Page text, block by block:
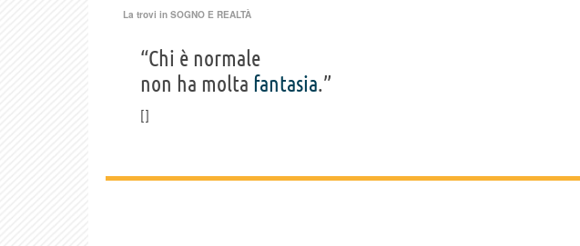
La trovi in SOGNO E REALTÀ
“Chi è normale
non ha molta fantasia.”